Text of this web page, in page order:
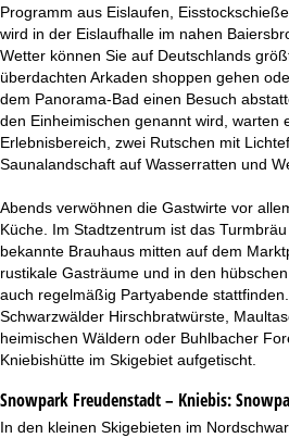
Programm aus Eislaufen,
wird in der Eislaufhalle im nahen
Wetter können Sie auf Deutschlands
überdachten Arkaden shoppen gehen
dem Panorama-Bad einen Besuch
den Einheimischen genannt wird, warten
Erlebnisbereich, zwei Rutschen mit
Saunalandschaft auf Wasserratten und
Abends verwöhnen die Gastwirte vor
Küche. Im Stadtzentrum ist das
bekannte Brauhaus mitten auf dem
rustikale Gasträume und in den
auch regelmäßig Partyabende
Schwarzwälder Hirschbratwürste,
heimischen Wäldern oder Buhlbacher
Kniebishütte im Skigebiet aufgetischt.
Snowpark Freudenstadt – Kniebis:
In den kleinen Skigebieten im